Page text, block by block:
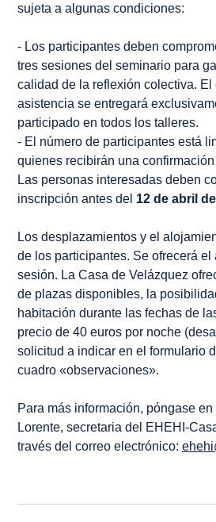
sujeta a algunas condiciones:
- Los participantes deben
tres sesiones del seminario para
calidad de la reflexión colectiva. El
asistencia se entregará
participado en todos los talleres.
- El número de participantes está
quienes recibirán una
Las personas interesadas deben
inscripción antes del 12 de abril
Los desplazamientos y el
de los participantes. Se ofrecerá el
sesión. La Casa de Velázquez
de plazas disponibles, la
habitación durante las fechas de
precio de 40 euros por noche
solicitud a indicar en el formulario
cuadro «observaciones».
Para más información, póngase
Lorente, secretaria del EHEHI-
través del correo electrónico: